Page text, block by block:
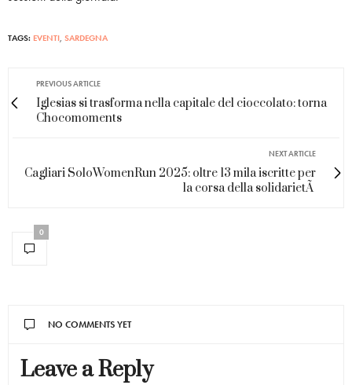
TAGS: EVENTI, SARDEGNA
PREVIOUS ARTICLE
Iglesias si trasforma nella capitale del cioccolato: torna
Chocomoments
NEXT ARTICLE
Cagliari SoloWomenRun 2025: oltre 13 mila iscritte per
la corsa della solidarietÃ
0
NO COMMENTS YET
Leave a Reply